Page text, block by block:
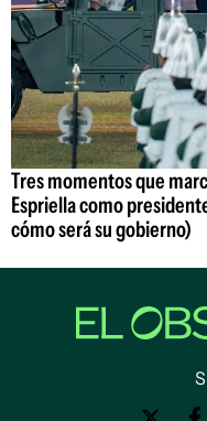
Tres momentos que
Espriella como
cómo será su gobierno)